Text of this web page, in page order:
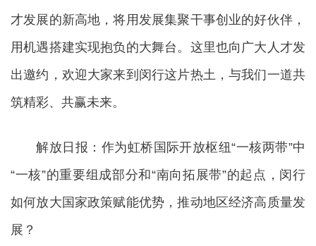
才发展的新高地，将用发展集聚干事创业的好伙伴，
用机遇搭建实现抱负的大舞台。这里也向广大人才发
出邀约，欢迎大家来到闵行这片热土，与我们一道共
筑精彩、共赢未来。
解放日报：作为虹桥国际开放枢纽“一核两带”中
“一核”的重要组成部分和“南向拓展带”的起点，闵行
如何放大国家政策赋能优势，推动地区经济高质量发
展？